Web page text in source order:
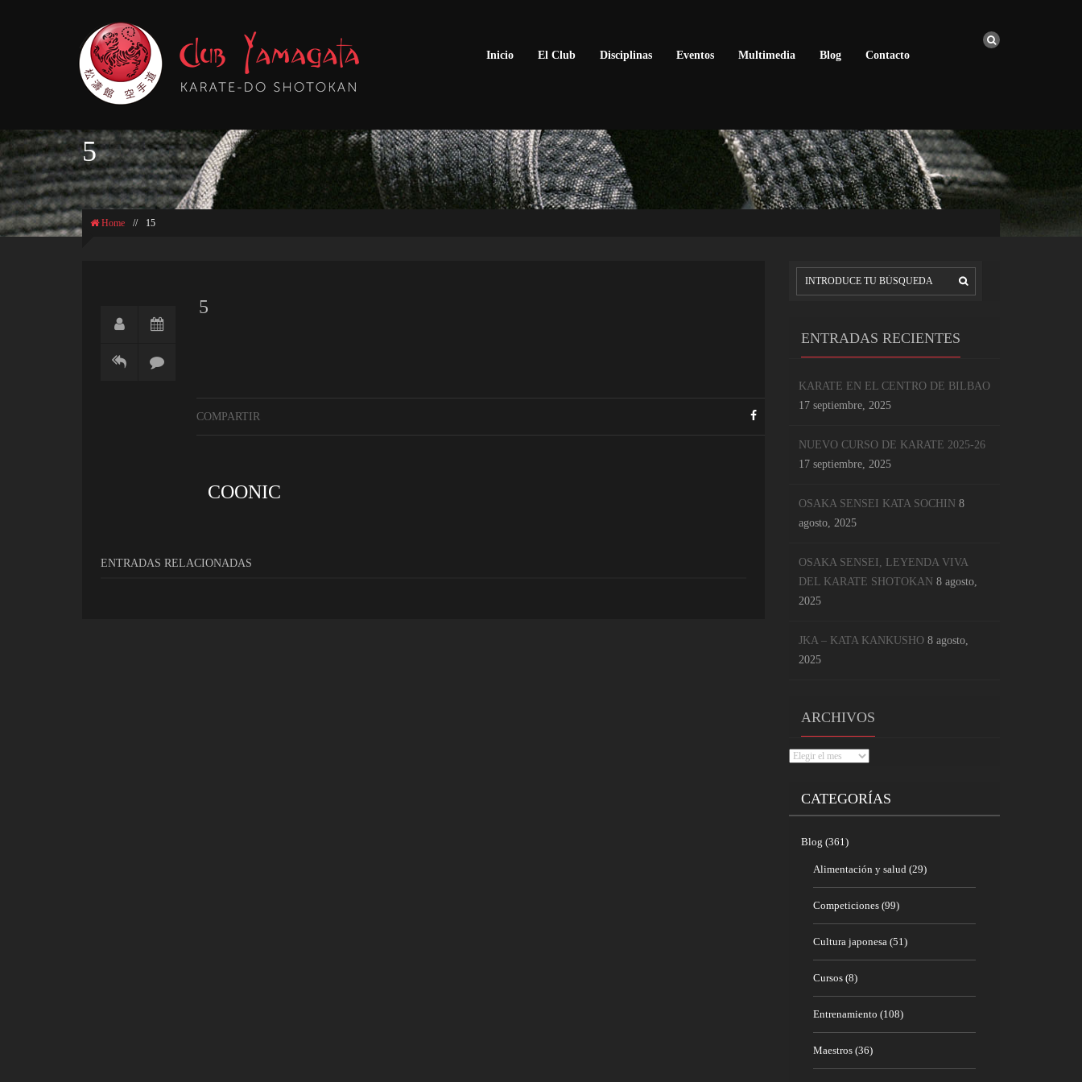
Inicio El Club Disciplinas Eventos Multimedia Blog Contacto
5
Home // 15
5
COMPARTIR
COONIC
ENTRADAS RELACIONADAS
ENTRADAS RECIENTES
KARATE EN EL CENTRO DE BILBAO
17 septiembre, 2025
NUEVO CURSO DE KARATE 2025-26
17 septiembre, 2025
OSAKA SENSEI KATA SOCHIN 8
agosto, 2025
OSAKA SENSEI, LEYENDA VIVA
DEL KARATE SHOTOKAN 8 agosto,
2025
JKA – KATA KANKUSHO 8 agosto,
2025
ARCHIVOS
Archivos
CATEGORÍAS
Blog (361)
Alimentación y salud(29)
Competiciones(99)
Cultura japonesa(51)
Cursos(8)
Entrenamiento (108)
Maestros(36)